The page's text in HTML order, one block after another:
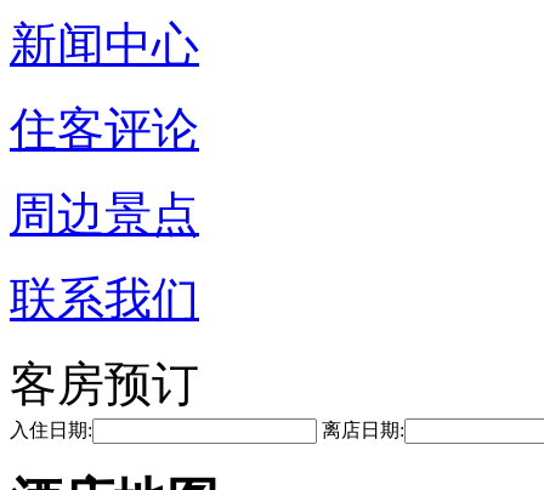
新闻中心
住客评论
周边景点
联系我们
客房预订
入住日期: 离店日期: